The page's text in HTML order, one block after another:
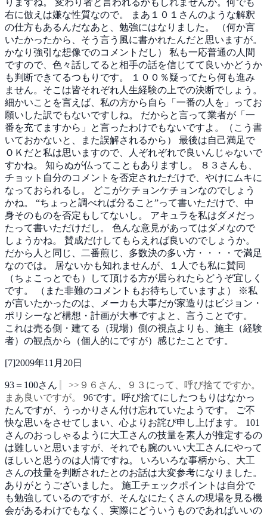
右に倣えは嫌な性質なので。
まあ１０１さんのような解釈
の仕方もあるんだなあと、勉強にはなりました。
（何か言
いたかったから、そう言う風に書かれたんだと思いますが。
かなり強引な想像でのコメントだし） 私も一応普通の人間
ですので、色々話してると相手の話を信じてて良いかどうか
も判断できてるつもりです。
１００％疑ってたら何も進み
ません。そこは皆それぞれ人生経験の上での決断でしょう。
細かいことを言えば、私の方から自ら「一番の人を」ってお
願いした訳でもないですしね。 だからと言って業者が「一
番を充てますから」と言ったわけでもないですよ。（こう書
いておかないと、また誤解されるから） 最後は自己満足で
ＯＫだと私は思いますので、人ぞれぞれで良いんじゃないで
すかね。 知らぬが仏ってこともありますし。
８３さんも、
チョット自分のコメントを否定されただけで、やけにムキに
なっておられるし。
どこがケチョンケチョンなのでしょう
かね。 “ちょっと調べれば分ること”って書いただけで、中
身そのものを否定もしてないし。 アキュラを私はダメだっ
たって書いただけだし。 色んな意見があってはダメなので
しょうかね。 賛成だけしてもらえれば良いのでしょうか。
だから人と同じ、二番煎じ、多数決の多い方・・・・で満足
なのでは。
居ないかも知れませんが、１人でも私に賛同
（ちょこっとでも）して頂ける方が居られたらどうぞ宜しく
です。
（また非難のコメントもお待ちしていますよ）
※私
が言いたかったのは、メーカも大事だが家造りはビジョン・
ポリシーなど構想・計画が大事ですよと、言うことです。
これは売る側・建てる（現場）側の視点よりも、施主（経験
者）の観点から（個人的にですが）感じたことです。
[7]2009年11月20日
93＝100さん
>>９６さん、９３にって、呼び捨てですか。
まあ良いですが。
96です。呼び捨てにしたつもりはなかっ
たんですが、うっかりさん付け忘れていたようです。
ご不
快な思いをさせてしまい、心よりお詫び申し上げます。 101
さんのおっしゃるように大工さんの技量を素人が推定するの
は難しいと思いますが、それでも腕のいい大工さんにやって
ほしいと思うのは人情ですね。 いろいろな事柄から、大工
さんの技量を判断されたとのお話は大変参考になりました。
ありがとうございました。 施工チェックポイントは自分で
も勉強しているのですが、そんなにたくさんの現場を見る機
会があるわけでもなく、実際にどういうものであればいいの